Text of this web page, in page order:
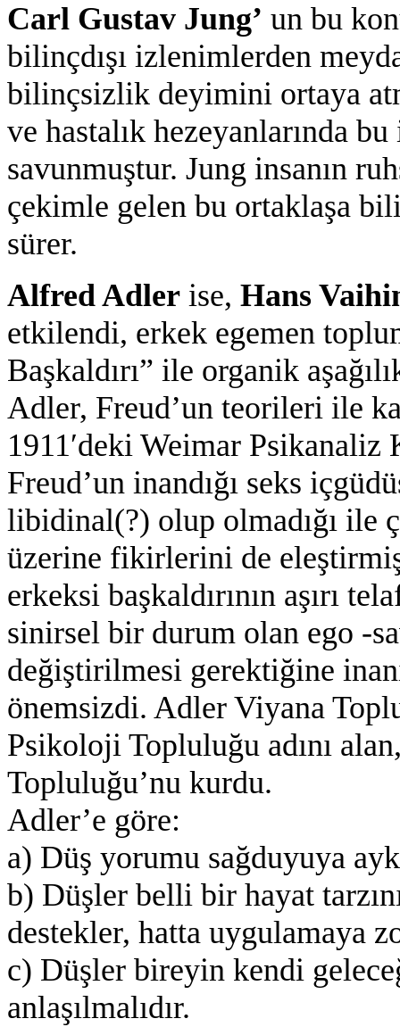
Carl Gustav Jung’ un bu
bilinçdışı izlenimlerden
bilinçsizlik deyimini ortaya
ve hastalık hezeyanlarında
savunmuştur. Jung insanın
çekimle gelen bu ortaklaşa
sürer.
Alfred Adler ise, Hans
etkilendi, erkek egemen
Başkaldırı” ile organik
Adler, Freud’un teorileri ile
1911′deki Weimar Psikanaliz
Freud’un inandığı seks
libidinal(?) olup olmadığı ile
üzerine fikirlerini de
erkeksi başkaldırının aşırı
sinirsel bir durum olan ego -
değiştirilmesi gerektiğine
önemsizdi. Adler Viyana
Psikoloji Topluluğu adını
Topluluğu’nu kurdu.
Adler’e göre:
a) Düş yorumu sağduyuya
b) Düşler belli bir hayat
destekler, hatta uygulamaya
c) Düşler bireyin kendi
anlaşılmalıdır.